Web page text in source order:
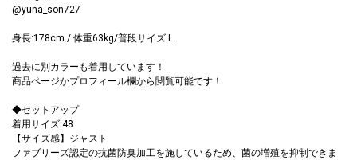
@yuna_son727
身長:178cm / 体重63kg/普段サイズ L
過去に別カラーも着用しています！
商品ページかプロフィール欄から閲覧可能です！
◆セットアップ
着用サイズ:48
【サイズ感】ジャスト
ファブリーズ認定の抗菌防臭加工を施しているため、菌の増殖を抑制できま